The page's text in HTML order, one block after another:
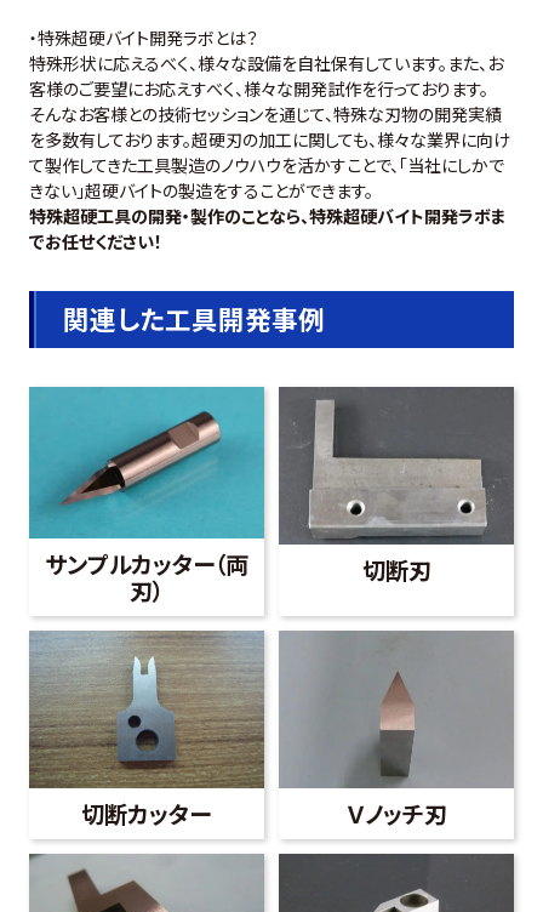
・特殊超硬バイト開発ラボとは？
特殊形状に応えるべく、様々な設備を自社保有しています。また、お
客様のご要望にお応えすべく、様々な開発試作を行っております。
そんなお客様との技術セッションを通じて、特殊な刃物の開発実績
を多数有しております。超硬刃の加工に関しても、様々な業界に向け
て製作してきた工具製造のノウハウを活かすことで、「当社にしかで
きない」超硬バイトの製造をすることができます。
特殊超硬工具の開発・製作のことなら、特殊超硬バイト開発ラボま
でお任せください！
関連した工具開発事例
サンプルカッター（両
刃）
切断刃
切断カッター Ｖノッチ刃